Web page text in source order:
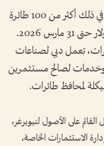
ويضم أسطول الشركة 700 طائرة تقريباً، بما في ذلك أكثر من 100 طائرة
ضمن أصولها المدارة، بقيمة تبلغ 25 مليار دولار حتى 31 مارس 2026.
تعمل دبي لصناعات
17 اتفاقية إدارة وخدمات لصالح مستثمرين
على الأصول لنيوبرغر،
الاستثمارات الخاصة،